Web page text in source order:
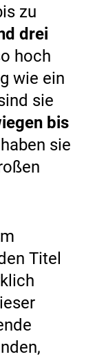
zu
drei
hoch
wie ein
sie
bis
sie
Titel